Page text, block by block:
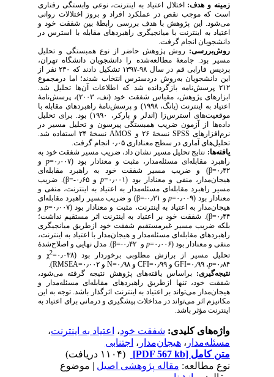
زمینه و هدف:اختلال اعتیاد به اینترنت، نوعی وابستگی رفتاری
است که موجب نقص در عملکرد افراد و بروز اختلالات روانی
می‌شود. این پژوهش با هدف بررسی رابطهٔ بین شفقت خود و
اعتیاد به اینترنت با میانجیگری راهبردهای مقابله با استرس در
دانشجویان انجام گرفت.
روش‌‌بررسی: روش پژوهش حاضر از نوع همبستگیو تحلیل
مسیربود.جامعۀ مطالعه‌شده را
دانشجویان دانشگاه تهران،
پردیس فارابی قمدر سال ۹۸-۱۳۹۷ تشکیل ‌دادند که
۲۳۰ نفر از
این دانشجویان به‌روش دردسترس انتخاب شدند؛ امادرمجموع
۲۱۲ پرسش‌نامه بازگردانده شد که اطلاعات آن‌ها تحلیل شد.
ابزارهای پژوهش، مقیاس شفقت خود (نف، ۲۰۰۳)، پرسش‌نامۀ
اعتیاد به اینترنت (یانگ، ۱۹۹۸) و پرسش‌نامۀ راهبردهای مقابله با
موقعیت‌های استرس‌زا (اندلر و پارکر، ۱۹۹۰) بود. برای تحلیل
داده‌ها از آزمون ضریب همبستگی پیرسون و تحلیل مسیر در
نرم‌افزارهایS
SPSنسخۀ ۲۶ و AMOS
نسخۀ ۲۴ استفاده شد.
تحلیل‌های آماری در سطح معناداری ۰٫۰۵ انجام گرفت.
یافته‌ها:نتایج تحلیل مسیر نشان داد، ضریب مسیر شفقت خود به
راهبرد مقابله‌ای مسئله‌مدار، مثبت و معنادار بود (۰٫۰۰۷=
pو
۰٫۴۲=
β) و ضریب مسیر شفقت خود به راهبرد مقابله‌ای
هیجان‌مدار، منفی و معنادار بود (۰٫۰۰۱=
pو ۰٫۶۵-=
β). ضریب
مسیر راهبرد مقابله‌ای مسئله‌مدار به اعتیاد به اینترنت، منفی و
معنادار بود (۰٫۰۰۹=
pو ۰٫۳۱-=
β) و ضریب مسیر راهبرد مقابله‌ای
هیجان‌مدار به اعتیاد به اینترنت، مثبت و معنادار بود (۰٫۰۰۷=
pو
۰٫۴۴=
β). شفقت خود بر اعتیاد به اینترنت اثر مستقیم نداشت؛
بلکه ضریب مسیر غیرمستقیم شفقت خود ازطریق میانجیگری
راهبردهای مقابله‌ای مسئله‌مدار و هیجان‌مدار با اعتیاد به اینترنت،
منفی و معنادار بود (۰٫۰۰۶=
pو ۰٫۴۲-=
β). مدل نهایی و اصلاح‌شدهٔ
تحلیل مسیر از برازش مطلوبی برخوردار بود (۰٫۰۳۸=
2
χو
۰٫۸۴= p، ۰٫۹۹= GFIو ۰٫۹۹= CFIو ۰٫۹۸= Nو۰٫۰۰۲= RMSEA
).
نتیجه‌گیری:براساس یافته‌های پژوهش نتیجه گرفته می‌شود،
شفقت خود، تنها ازطریق راهبردهای مقابله‌ای مسئله‌مدار و
هیجان‌مدار می‌تواند بر اعتیاد به اینترنت اثرگذار باشد. توجه به این
مکانیزم اثر می‌تواند در مداخلات پیشگیری و درمانی برای اعتیاد به
اینترنت مؤثر باشد.
واژه‌های کلیدی:شفقت خود،اعتیاد به اینترنت،
مسئله‌مدار ، هیجان‌مدار ، اجتنابی
متن کامل[PDF 567 kb]
نوع مطالعه:مقاله پژوهشی اصیل| موضوع